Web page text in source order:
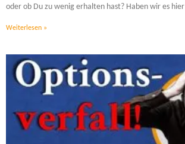
oder ob Du zu wenig erhalten hast? Haben wir es hier
Weiterlesen »